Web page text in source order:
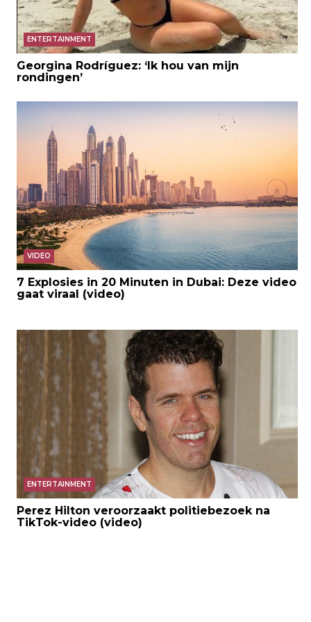
ENTERTAINMENT
Georgina Rodríguez: ‘Ik hou van mijn
rondingen’
VIDEO
7 Explosies in 20 Minuten in Dubai: Deze video
gaat viraal (video)
ENTERTAINMENT
Perez Hilton veroorzaakt politiebezoek na
TikTok-video (video)